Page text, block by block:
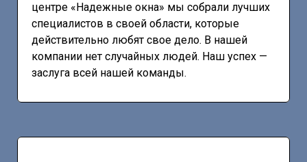
центре «Надежные окна» мы собрали лучших
специалистов в своей области, которые
действительно любят свое дело. В нашей
компании нет случайных людей. Наш успех —
заслуга всей нашей команды.